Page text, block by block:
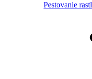
Pestovanie